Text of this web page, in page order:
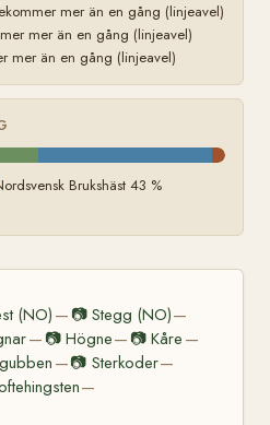
mer än en gång (linjeavel)
mer än en gång (linjeavel)
mer än en gång (linjeavel)
Brukshäst 43 %
(NO) — 📷 Stegg (NO)—
— 📷 Högne— 📷 Kåre —
—📷 Sterkoder—
—